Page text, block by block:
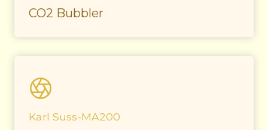
CO2 Bubbler
Karl Suss-MA200